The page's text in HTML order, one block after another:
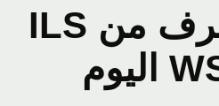
أسعار الصرف من ILS